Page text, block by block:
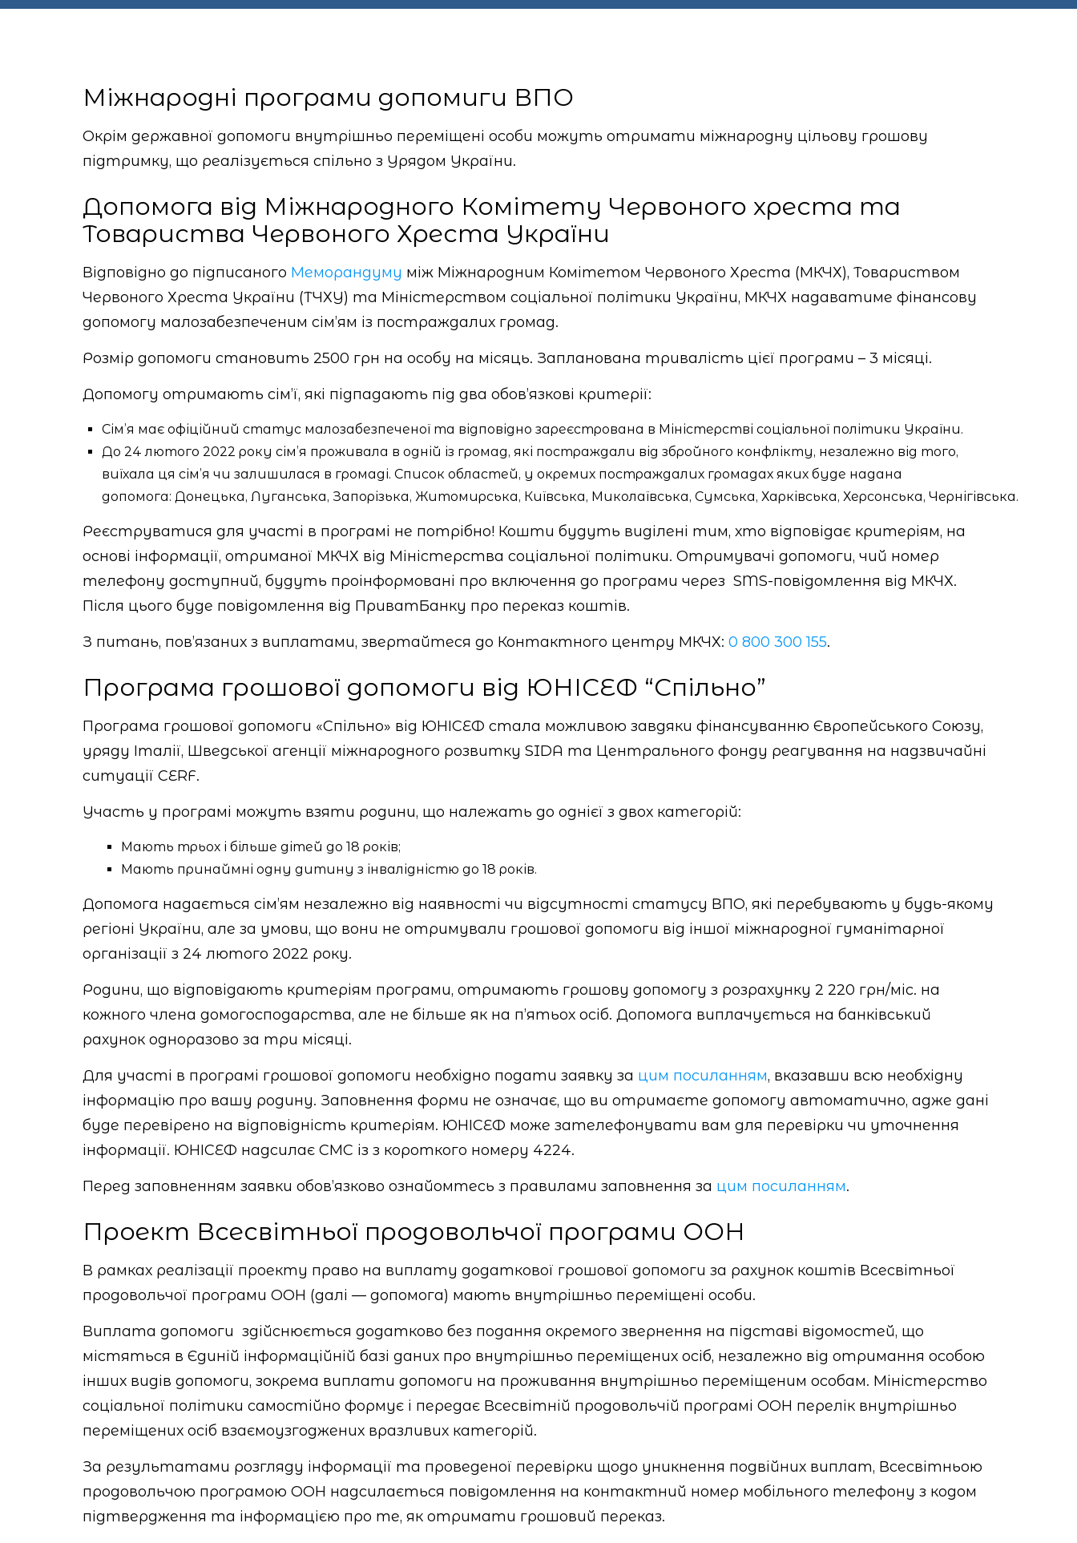
Міжнародні програми допомиги ВПО
Окрім державної допомоги внутрішньо переміщені особи можуть отримати міжнародну цільову грошову
підтримку, що реалізується спільно з Урядом України.
Допомога від Міжнародного Комітету Червоного хреста та
Товариства Червоного Хреста України
Відповідно до підписаного Меморандуму між Міжнародним Комітетом Червоного Хреста (МКЧХ), Товариством
Червоного Хреста України (ТЧХУ) та Міністерством соціальної політики України, МКЧХ надаватиме фінансову
допомогу малозабезпеченим сім’ям із постраждалих громад.
Розмір допомоги становить 2500 грн на особу на місяць. Запланована тривалість цієї програми – 3 місяці.
Допомогу отримають сім’ї, які підпадають під два обов’язкові критерії:
Сім’я має офіційний статус малозабезпеченої та відповідно зареєстрована в Міністерстві соціальної політики України.
До 24 лютого 2022 року сім’я проживала в одній із громад, які постраждали від збройного конфлікту, незалежно від того,
виїхала ця сім’я чи залишилася в громаді. Список областей, у окремих постраждалих громадах яких буде надана
допомога: Донецька, Луганська, Запорізька, Житомирська, Київська, Миколаївська, Сумська, Харківська, Херсонська, Чернігівська.
Реєструватися для участі в програмі не потрібно! Кошти будуть виділені тим, хто відповідає критеріям, на
основі інформації, отриманої МКЧХ від Міністерства соціальної політики. Отримувачі допомоги, чий номер
телефону доступний, будуть проінформовані про включення до програми через SMS-повідомлення від МКЧХ.
Після цього буде повідомлення від ПриватБанку про переказ коштів.
З питань, пов’язаних з виплатами, звертайтеся до Контактного центру МКЧХ: 0 800 300 155.
Програма грошової допомоги від ЮНІСЕФ “Спільно”
Програма грошової допомоги «Спільно» від ЮНІСЕФ стала можливою завдяки фінансуванню Європейського Союзу,
уряду Італії, Шведської агенції міжнародного розвитку SIDA та Центрального фонду реагування на надзвичайні
ситуації CERF.
Участь у програмі можуть взяти родини, що належать до однієї з двох категорій:
Мають трьох і більше дітей до 18 років;
Мають принаймні одну дитину з інвалідністю до 18 років.
Допомога надається сім’ям незалежно від наявності чи відсутності статусу ВПО, які перебувають у будь-якому
регіоні України, але за умови, що вони не отримували грошової допомоги від іншої міжнародної гуманітарної
організації з 24 лютого 2022 року.
Родини, що відповідають критеріям програми, отримають грошову допомогу з розрахунку 2 220 грн/міс. на
кожного члена домогосподарства, але не більше як на п’ятьох осіб. Допомога виплачується на банківський
рахунок одноразово за три місяці.
Для участі в програмі грошової допомоги необхідно подати заявку за цим посиланням, вказавши всю необхідну
інформацію про вашу родину. Заповнення форми не означає, що ви отримаєте допомогу автоматично, адже дані
буде перевірено на відповідність критеріям. ЮНІСЕФ може зателефонувати вам для перевірки чи уточнення
інформації. ЮНІСЕФ надсилає СМС із з короткого номеру 4224.
Перед заповненням заявки обов’язково ознайомтесь з правилами заповнення за цим посиланням.
Проект Всесвітньої продовольчої програми ООН
В рамках реалізації проекту право на виплату додаткової грошової допомоги за рахунок коштів Всесвітньої
продовольчої програми ООН (далі — допомога) мають внутрішньо переміщені особи.
Виплата допомоги здійснюється додатково без подання окремого звернення на підставі відомостей, що
містяться в Єдиній інформаційній базі даних про внутрішньо переміщених осіб, незалежно від отримання особою
інших видів допомоги, зокрема виплати допомоги на проживання внутрішньо переміщеним особам. Міністерство
соціальної політики самостійно формує і передає Всесвітній продовольчій програмі ООН перелік внутрішньо
переміщених осіб взаємоузгоджених вразливих категорій.
За результатами розгляду інформації та проведеної перевірки щодо уникнення подвійних виплат, Всесвітньою
продовольчою програмою ООН надсилається повідомлення на контактний номер мобільного телефону з кодом
підтвердження та інформацією про те, як отримати грошовий переказ.